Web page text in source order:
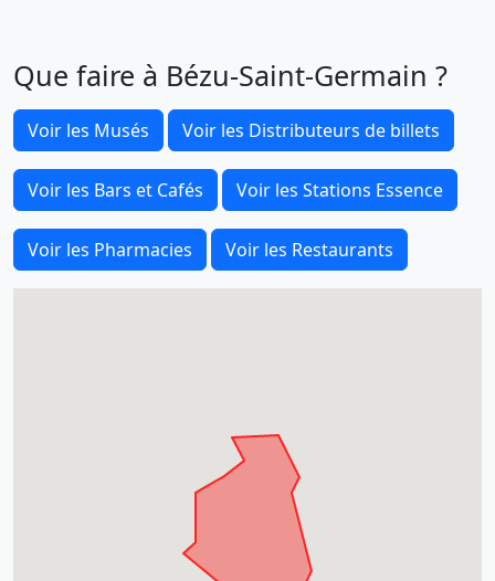
Que faire à Bézu-Saint-Germain ?
Voir les Musés Voir les Distributeurs de billets
Voir les Bars et Cafés Voir les Stations Essence
Voir les Pharmacies Voir les Restaurants